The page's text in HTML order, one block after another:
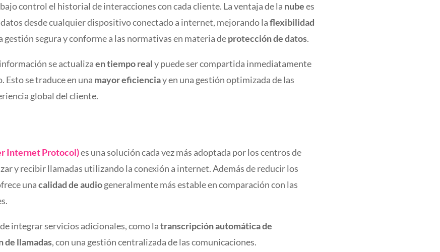
control el historial de interacciones con cada cliente. La ventaja de la nubees
desde cualquier dispositivo conectado a internet, mejorando laflexibilidad
segura y conforme a las normativas en materia deprotección de datos.
se actualizaen tiempo realy puede ser compartida inmediatamente
Esto se traduce en una mayor eficienciay en una gestión optimizada de las
global del cliente.
Internet Protocol)es una solución cada vez más adoptada por los centros de
y recibir llamadas utilizando la conexión a internet. Además de reducir los
unacalidad de audiogeneralmente más estable en comparación con las
integrar servicios adicionales, como latranscripción automática de
de llamadas, con una gestión centralizada de las comunicaciones.